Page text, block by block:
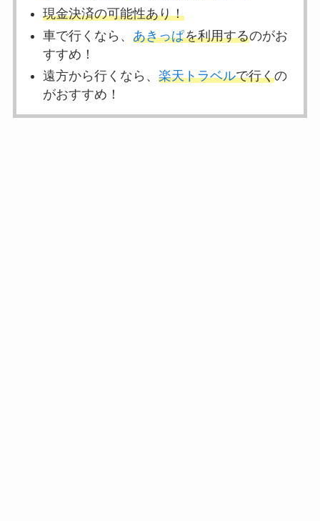
現金決済の可能性あり！
車で行くなら、 あきっぱを利用するのがお
すすめ！
遠方から行くなら、 楽天トラベルで行くの
がおすすめ！